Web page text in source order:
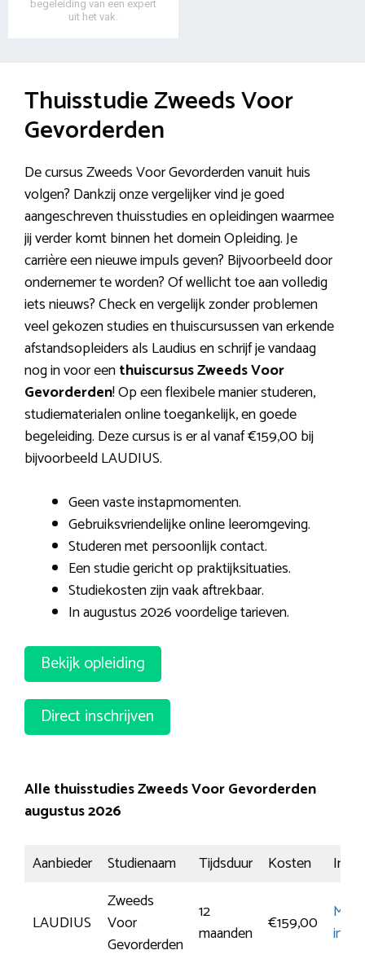
begeleiding van een expert
uit het vak.
Thuisstudie Zweeds Voor
Gevorderden
De cursus Zweeds Voor Gevorderden vanuit huis
volgen? Dankzij onze vergelijker vind je goed
aangeschreven thuisstudies en opleidingen waarmee
jij verder komt binnen het domein Opleiding. Je
carrière een nieuwe impuls geven? Bijvoorbeeld door
ondernemer te worden? Of wellicht toe aan volledig
iets nieuws? Check en vergelijk zonder problemen
veel gekozen studies en thuiscursussen van erkende
afstandsopleiders als Laudius en schrijf je vandaag
nog in voor eenthuiscursus Zweeds Voor
Gevorderden! Op een flexibele manier studeren,
studiematerialen online toegankelijk, en goede
begeleiding. Deze cursus is er al vanaf €159,00 bij
bijvoorbeeld LAUDIUS.
Geen vaste instapmomenten.
Gebruiksvriendelijke online leeromgeving.
Studeren met persoonlijk contact.
Een studie gericht op praktijksituaties.
Studiekosten zijn vaak aftrekbaar.
In augustus 2026 voordelige tarieven.
Bekijk opleiding
Direct inschrijven
Alle thuisstudies Zweeds Voor Gevorderden
augustus 2026
Aanbieder Studienaam Tijdsduur Kosten
LAUDIUS
Zweeds
Voor
Gevorderden
12
maanden
€159,00
Meer